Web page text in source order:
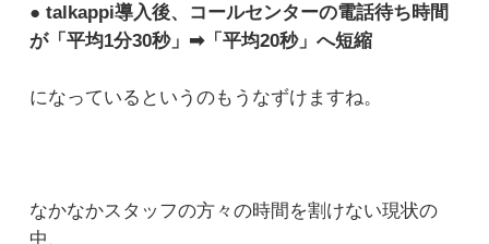
● talkappi導入後、コールセンターの電話待ち時間
が「平均1分30秒」➡「平均20秒」へ短縮
になっているというのもうなずけますね。
なかなかスタッフの方々の時間を割けない現状の
中、